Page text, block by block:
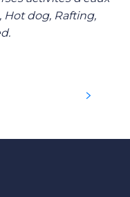
Hot dog, Rafting,